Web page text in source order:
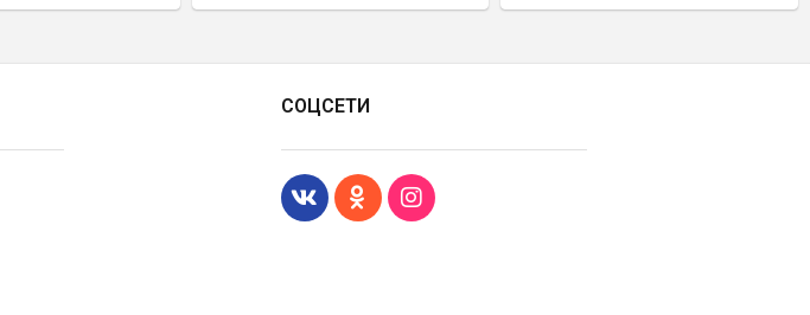
СОЦСЕТИ